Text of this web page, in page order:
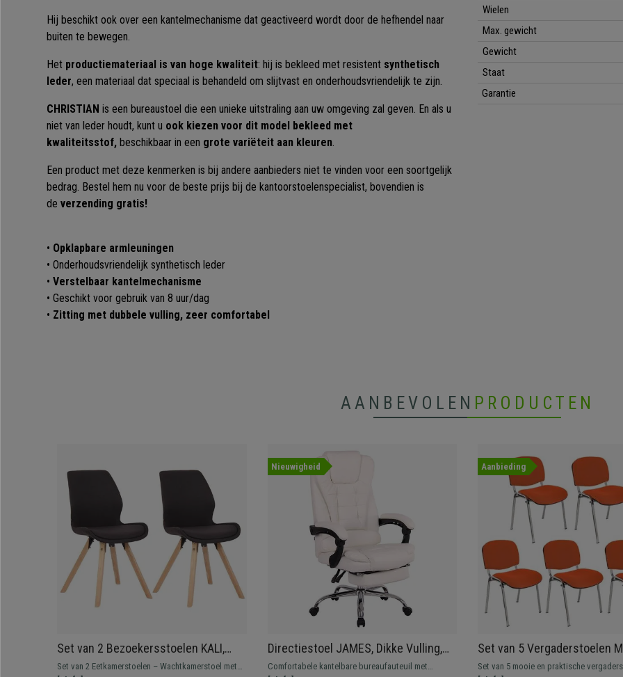
Hij beschikt ook over een kantelmechanisme dat geactiveerd wordt door de hefhendel naar
buiten te bewegen.
Het productiemateriaal is van hoge kwaliteit: hij is bekleed met resistent synthetisch
leder, een materiaal dat speciaal is behandeld om slijtvast en onderhoudsvriendelijk te zijn.
CHRISTIAN is een bureaustoel die een unieke uitstraling aan uw omgeving zal geven. En als u
niet van leder houdt, kunt u ook kiezen voor dit model bekleed met
kwaliteitsstof, beschikbaar in een grote variëteit aan kleuren.
Een product met deze kenmerken is bij andere aanbieders niet te vinden voor een soortgelijk
bedrag. Bestel hem nu voor de beste prijs bij de kantoorstoelenspecialist, bovendien is
de verzending gratis!
• Opklapbare armleuningen
• Onderhoudsvriendelijk synthetisch leder
• Verstelbaar kantelmechanisme
• Geschikt voor gebruik van 8 uur/dag
• Zitting met dubbele vulling, zeer comfortabel
Wielen
Max. gewicht
Gewicht
Staat
Garantie
AANBEVOLEN PRODUCTEN
Set van 2 Bezoekersstoelen KALI,
Poten van Beukenhout, Gestoffeerde
Set van 2 Eetkamerstoelen – Wachtkamerstoel met
Nieuwigheid
Directiestoel JAMES, Dikke Vulling,
Uitschuifbare Voetensteun, in Wit
Comfortabele kantelbare bureaufauteuil met
Aanbieding
Set van 5 Vergaderstoelen
BASE, Comfortabel en
Set van 5 mooie en praktische